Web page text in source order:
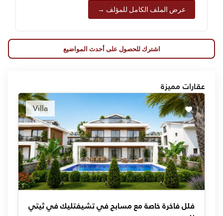
عرض الملف الكامل للمؤلف →
اشترك للحصول على أحدث المواضيع
عقارات مميزة
Villa
فلل فاخرة خاصة مع مسابح في تشيفتليك في ثيتي